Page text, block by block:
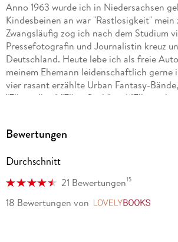
Anno 1963 wurde ich in Niedersachsen
Kindesbeinen an war "Rastlosigkeit"
Zwangsläufig zog ich nach dem Studium
Pressefotografin und Journalistin kreuz
Deutschland. Heute lebe ich als freie
meinem Ehemann leidenschaftlich gerne
vier rasant erzählte Urban Fantasy-
"Elbensilber", "Elbenfluch" und
Bewertungen
Durchschnitt
21 Bewertungen15
18 Bewertungen von